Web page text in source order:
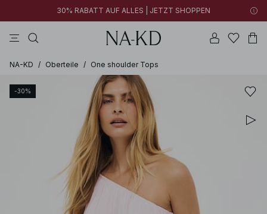
30% RABATT AUF ALLES | JETZT SHOPPEN
NA-KD / Oberteile / One shoulder Tops
-30%